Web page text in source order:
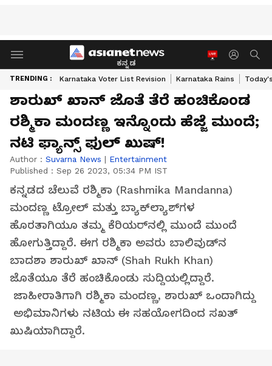
ಕನ್ನಡ
TRENDING : Karnataka Voter List Revision Karnataka Rains
ಶಾರುಖ್‌ ಖಾನ್‌ ಜೊತೆ ತೆರೆ ಹಂಚಿಕೊಂಡ
ರಶ್ಮಿಕಾ ಮಂದಣ್ಣ ಇನ್ನೊಂದು ಹೆಜ್ಜೆ ಮುಂದೆ;
ನಟಿ ಫ್ಯಾನ್ಸ್‌ ಫುಲ್‌ ಖುಷ್‌!
Author : Suvarna News | Entertainment
Published : Sep 26 2023, 05:34 PM IST
ಕನ್ನಡದ ಚೆಲುವೆ ರಶ್ಮಿಕಾ (Rashmika Mandanna)
ಮಂದಣ್ಣ ಟ್ರೋಲ್‌ ಮತ್ತು ಬ್ಯಾಕ್‌ಲ್ಯಾಶ್‌ಗಳ
ಹೊರತಾಗಿಯೂ ತಮ್ಮ ಕೆರಿಯರ್‌ನಲ್ಲಿ ಮುಂದೆ ಮುಂದೆ
ಹೋಗುತ್ತಿದ್ದಾರೆ. ಈಗ ರಶ್ಮಿಕಾ ಅವರು ಬಾಲಿವುಡ್‌ನ
ಬಾದಶಾ ಶಾರುಖ್‌ ಖಾನ್‌ (Shah Rukh Khan)
ಜೊತೆಯೂ ತೆರೆ ಹಂಚಿಕೊಂಡು ಸುದ್ದಿಯಲ್ಲಿದ್ದಾರೆ.
ಜಾಹೀರಾತಿಗಾಗಿ ರಶ್ಮಿಕಾ ಮಂದಣ್ಣ, ಶಾರುಖ್ ಒಂದಾಗಿದ್ದು
ಅಭಿಮಾನಿಗಳು ನಟಿಯ ಈ ಸಹಯೋಗದಿಂದ ಸಖತ್‌
ಖುಷಿಯಾಗಿದ್ದಾರೆ.